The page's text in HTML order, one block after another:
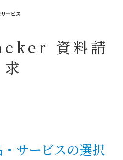
ービス
資料請
求
サービスの選択